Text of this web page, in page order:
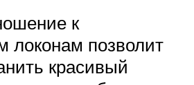
к
локонам позволит
красивый